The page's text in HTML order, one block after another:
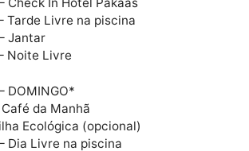
Concentração em frete ao Mercado
Saída para Guajara
Parada para Café da manha em
– Chegada em Guajará
– Visita ao Parque Municipal Serra
– Almoço no Tropical Restaurante
– Travessia para Compras
– Retorno para Guajará